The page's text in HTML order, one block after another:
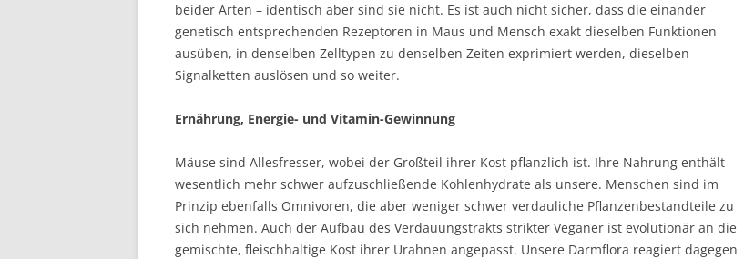
beider Arten – identisch aber sind sie nicht. Es ist auch nicht sicher, dass die einander
genetisch entsprechenden Rezeptoren in Maus und Mensch exakt dieselben Funktionen
ausüben, in denselben Zelltypen zu denselben Zeiten exprimiert werden, dieselben
Signalketten auslösen und so weiter.
Ernährung, Energie- und Vitamin-Gewinnung
Mäuse sind Allesfresser, wobei der Großteil ihrer Kost pflanzlich ist. Ihre Nahrung enthält
wesentlich mehr schwer aufzuschließende Kohlenhydrate als unsere. Menschen sind im
Prinzip ebenfalls Omnivoren, die aber weniger schwer verdauliche Pflanzenbestandteile zu
sich nehmen. Auch der Aufbau des Verdauungstrakts strikter Veganer ist evolutionär an die
gemischte, fleischhaltige Kost ihrer Urahnen angepasst. Unsere Darmflora reagiert dagegen